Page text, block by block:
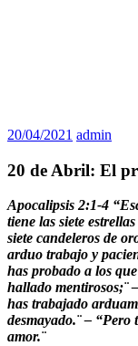
20/04/2021 admin
20 de Abril: El
Apocalipsis 2:1-4
tiene las siete
siete candeleros de
arduo trabajo y
has probado a los
hallado mentirosos;¨
has trabajado
desmayado.¨ –
amor.¨